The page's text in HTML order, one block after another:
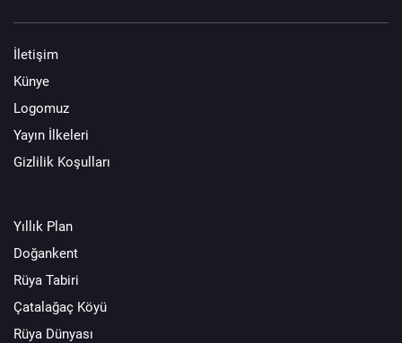
İletişim
Künye
Logomuz
Yayın İlkeleri
Gizlilik Koşulları
Yıllık Plan
Doğankent
Rüya Tabiri
Çatalağaç Köyü
Rüya Dünyası